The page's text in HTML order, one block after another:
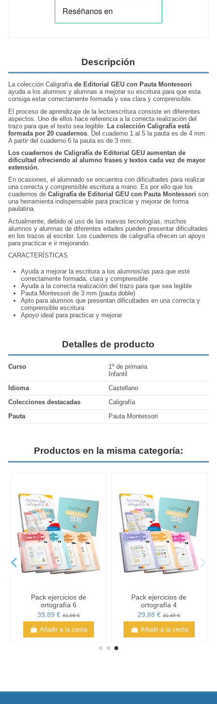
Descripción
La colecciónCaligrafía de Editorial GEU con Pauta Montessori
ayuda a los alumnos y alumnas a mejorar su escriturapara que esta
consiga estar correctamente formada y sea clara y comprensible.
El proceso de aprendizaje de la lectoescritura consiste en diferentes
aspectos. Uno de ellos hace referencia a la correcta realización del
trazo para que el texto sea legible. La colección Caligrafía está
formada por 20 cuadernos . Del cuaderno 1 al 5 la pauta es de 4 mm.
A partir del cuaderno 6 la pauta es de 3 mm.
Los cuadernos de Caligrafía de Editorial GEU aumentan de
dificultad ofreciendo al alumno frases y textos cada vez de mayor
extensión.
En ocasiones, el alumnado se encuentra con dificultades para realizar
unacorrecta y comprensible escritura a mano. Es por ello que los
cuadernos deCaligrafía de Editorial GEU con Pauta Montessorison
una herramienta indispensable para practicar y mejorar de forma
paulatina.
Actualmente, debido al uso de las nuevas tecnologías, muchos
alumnos y alumnas de diferentes edades pueden presentar dificultades
en los trazos al escribir. Los cuadernos de caligrafía ofrecen un apoyo
para practicar e ir mejorando.
CARACTERÍSTICAS
Ayuda a mejorar laescritura a los alumnos/as para que esté
correctamente formada, clara y comprensible
Ayuda a la correcta realización del trazo para que sea legible
Pauta Montessori de 3 mm(pauta doble)
Apto para alumnos que presentan dificultades en una correcta y
comprensible escritura
Apoyo ideal parapracticar y mejorar
Detalles de producto
Curso
1º de primaria
Infantil
Idioma
Castellano
Colecciones destacadas
Caligrafía
Pauta
Pauta Montessori
Productos en la misma categoría:
Pack ejercicios de
ortografía 6
39,89 € 41,99 €
Añadir a la cesta
Pack ejercicios de
ortografía 4
29,88 €31,45 €
Añadir a la cesta